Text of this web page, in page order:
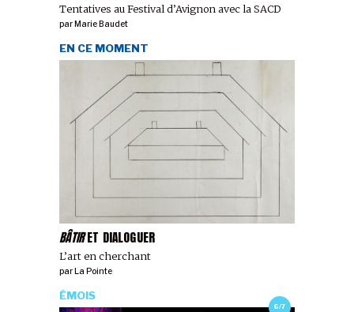
Tentatives au Festival d’Avignon avec la SACD
parMarie Baudet
BÂTIRET DIALOGUER
L’art en cherchant
EN CE MOMENT
parLa Pointe
6/7
ÉMOIS